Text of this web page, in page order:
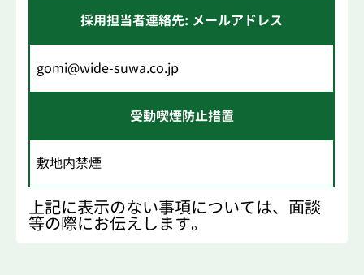
採用担当者連絡先: メールアドレス
gomi@wide-suwa.co.jp
受動喫煙防止措置
敷地内禁煙
上記に表示のない事項については、面談
等の際にお伝えします。